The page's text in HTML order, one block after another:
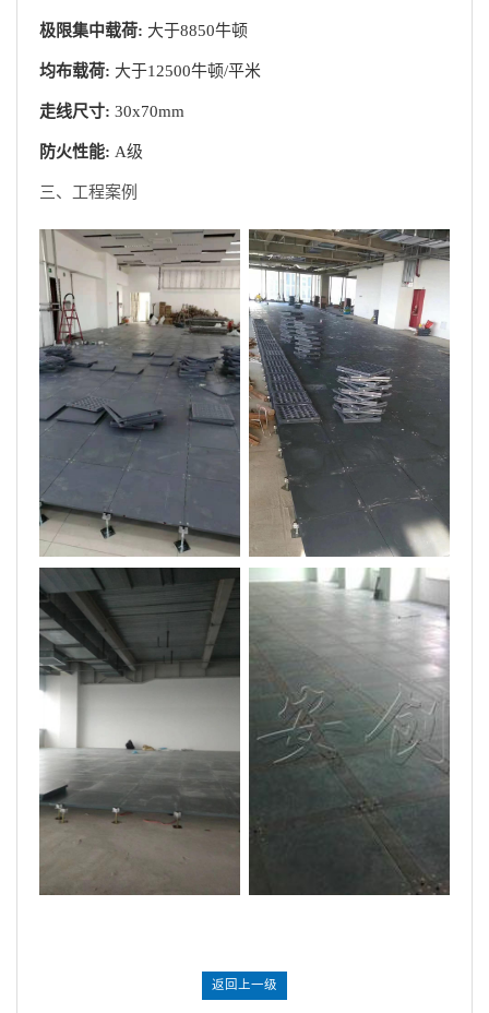
极限集中载荷: 大于8850牛顿
均布载荷: 大于12500牛顿/平米
走线尺寸: 30x70mm
防火性能: A级
三、工程案例
返回上一级